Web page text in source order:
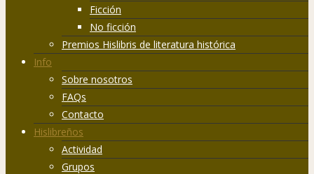
Ficción
No ficción
Premios Hislibris de literatura histórica
Info
Sobre nosotros
FAQs
Contacto
Hislibreños
Actividad
Grupos